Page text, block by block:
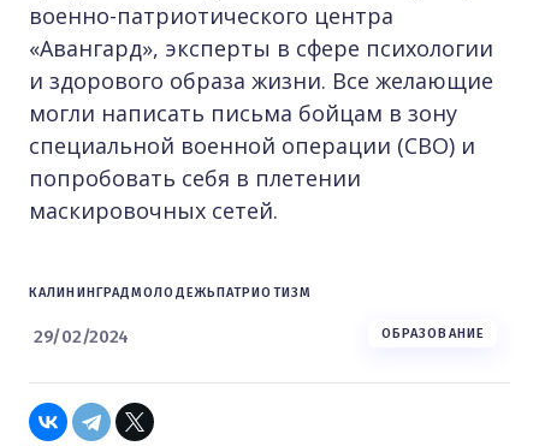
военно-патриотического центра
«Авангард», эксперты в сфере психологии
и здорового образа жизни. Все желающие
могли написать письма бойцам в зону
специальной военной операции (СВО) и
попробовать себя в плетении
маскировочных сетей.
КАЛИНИНГРАДМОЛОДЕЖЬ ПАТРИОТИЗМ
29/02/2024 ОБРАЗОВАНИЕ